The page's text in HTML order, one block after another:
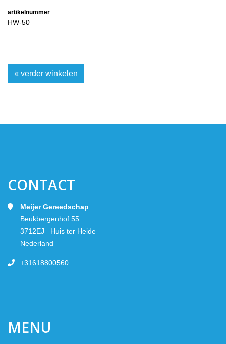
artikelnummer
HW-50
« verder winkelen
CONTACT
Meijer Gereedschap
Beukbergenhof 55
3712EJ Huis ter Heide
Nederland
+31618800560
MENU